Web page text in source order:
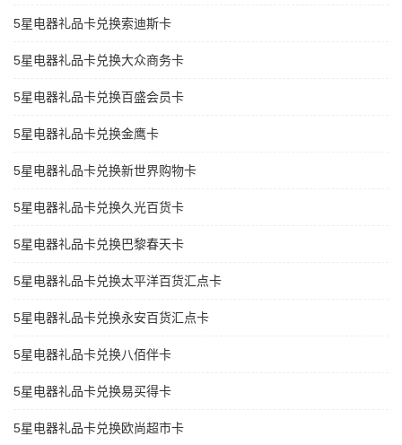
5星电器礼品卡兑换索迪斯卡
5星电器礼品卡兑换大众商务卡
5星电器礼品卡兑换百盛会员卡
5星电器礼品卡兑换金鹰卡
5星电器礼品卡兑换新世界购物卡
5星电器礼品卡兑换久光百货卡
5星电器礼品卡兑换巴黎春天卡
5星电器礼品卡兑换太平洋百货汇点卡
5星电器礼品卡兑换永安百货汇点卡
5星电器礼品卡兑换八佰伴卡
5星电器礼品卡兑换易买得卡
5星电器礼品卡兑换欧尚超市卡